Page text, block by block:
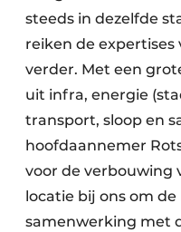
steeds in dezelfde
reiken de expertises
verder. Met een
uit infra, energie
transport, sloop en
hoofdaannemer
voor de verbouwing
locatie bij ons om
samenwerking met